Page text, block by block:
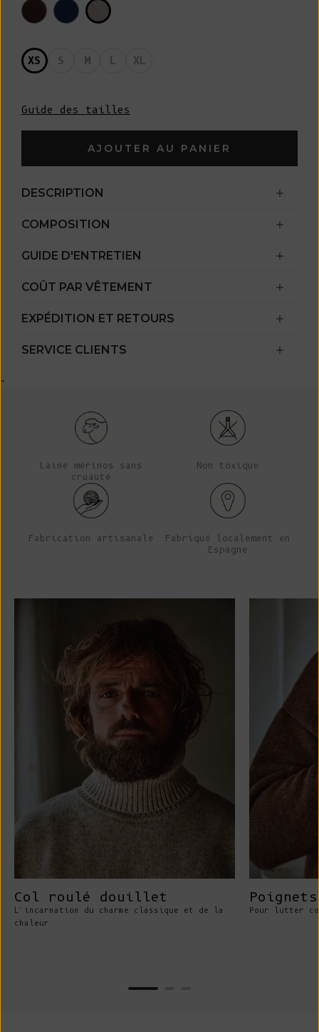
XS S M L XL
Guide des tailles
AJOUTER AU PANIER
DESCRIPTION
COMPOSITION
GUIDE D'ENTRETIEN
COÛT PAR VÊTEMENT
EXPÉDITION ET RETOURS
SERVICE CLIENTS
-
Laine mérinos sans
cruauté
Non toxique
Fabrication artisanale
Fabriqué localement en
Espagne
Col roulé douillet
L'incarnation du charme classique et de la
chaleur
Pour lutter